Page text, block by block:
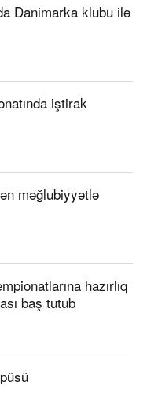
Danimarka klubu ilə
iştirak
məğlubiyyətlə
hazırlıq
baş tutub